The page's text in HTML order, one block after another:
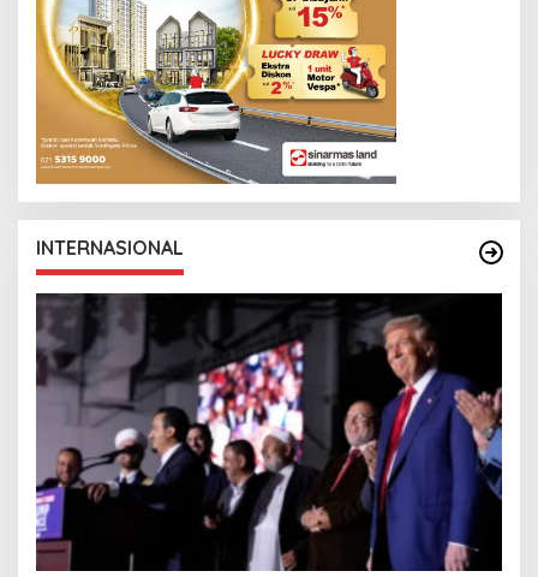
N
K
INTERNASIONAL